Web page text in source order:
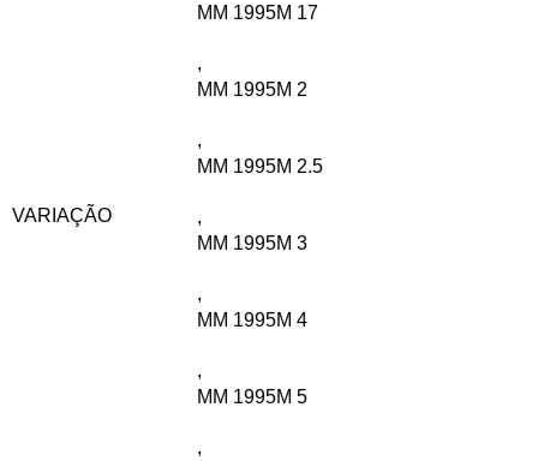
VARIAÇÃO
MM 1995M 17
,
MM 1995M 2
,
MM 1995M 2.5
,
MM 1995M 3
,
MM 1995M 4
,
MM 1995M 5
,